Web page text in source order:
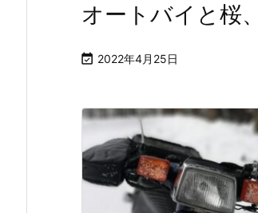
オートバイと桜
 2022年4月25日